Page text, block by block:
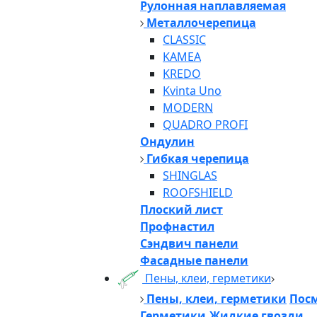
Рулонная наплавляемая
Металлочерепица
CLASSIC
KAMEA
KREDO
Kvinta Uno
MODERN
QUADRO PROFI
Ондулин
Гибкая черепица
SHINGLAS
ROOFSHIELD
Плоский лист
Профнастил
Сэндвич панели
Фасадные панели
Пены, клеи, герметики
Пены, клеи, герметики